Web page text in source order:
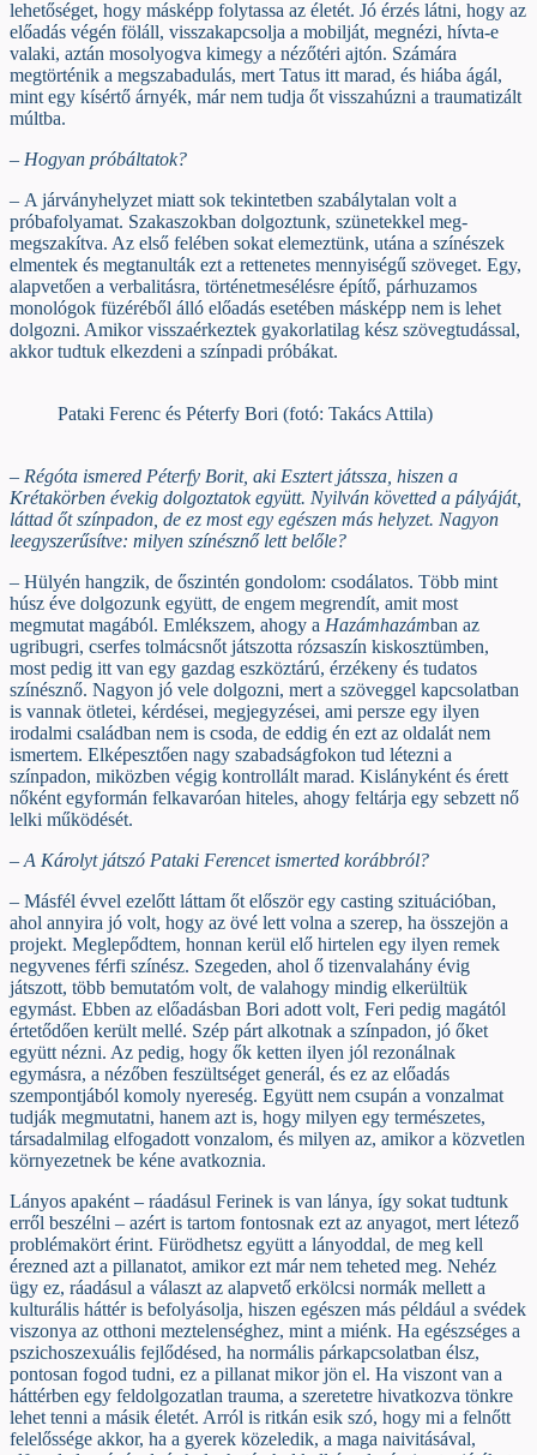
lehetőséget, hogy másképp folytassa az életét. Jó érzés látni, hogy az
előadás végén föláll, visszakapcsolja a mobilját, megnézi, hívta-e
valaki, aztán mosolyogva kimegy a nézőtéri ajtón. Számára
megtörténik a megszabadulás, mert Tatus itt marad, és hiába ágál,
mint egy kísértő árnyék, már nem tudja őt visszahúzni a traumatizált
múltba.
– Hogyan próbáltatok?
– A járványhelyzet miatt sok tekintetben szabálytalan volt a
próbafolyamat. Szakaszokban dolgoztunk, szünetekkel meg-
megszakítva. Az első felében sokat elemeztünk, utána a színészek
elmentek és megtanulták ezt a rettenetes mennyiségű szöveget. Egy,
alapvetően a verbalitásra, történetmesélésre építő, párhuzamos
monológok füzéréből álló előadás esetében másképp nem is lehet
dolgozni. Amikor visszaérkeztek gyakorlatilag kész szövegtudással,
akkor tudtuk elkezdeni a színpadi próbákat.
Pataki Ferenc és Péterfy Bori (fotó: Takács Attila)
– Régóta ismered Péterfy Borit, aki Esztert játssza, hiszen a
Krétakörben évekig dolgoztatok együtt. Nyilván követted a pályáját,
láttad őt színpadon, de ez most egy egészen más helyzet. Nagyon
leegyszerűsítve: milyen színésznő lett belőle?
– Hülyén hangzik, de őszintén gondolom: csodálatos. Több mint
húsz éve dolgozunk együtt, de engem megrendít, amit most
megmutat magából. Emlékszem, ahogy a Hazámhazámban az
ugribugri, cserfes tolmácsnőt játszotta rózsaszín kiskosztümben,
most pedig itt van egy gazdag eszköztárú, érzékeny és tudatos
színésznő. Nagyon jó vele dolgozni, mert a szöveggel kapcsolatban
is vannak ötletei, kérdései, megjegyzései, ami persze egy ilyen
irodalmi családban nem is csoda, de eddig én ezt az oldalát nem
ismertem. Elképesztően nagy szabadságfokon tud létezni a
színpadon, miközben végig kontrollált marad. Kislányként és érett
nőként egyformán felkavaróan hiteles, ahogy feltárja egy sebzett nő
lelki működését.
– A Károlyt játszó Pataki Ferencet ismerted korábbról?
– Másfél évvel ezelőtt láttam őt először egy casting szituációban,
ahol annyira jó volt, hogy az övé lett volna a szerep, ha összejön a
projekt. Meglepődtem, honnan kerül elő hirtelen egy ilyen remek
negyvenes férfi színész. Szegeden, ahol ő tizenvalahány évig
játszott, több bemutatóm volt, de valahogy mindig elkerültük
egymást. Ebben az előadásban Bori adott volt, Feri pedig magától
értetődően került mellé. Szép párt alkotnak a színpadon, jó őket
együtt nézni. Az pedig, hogy ők ketten ilyen jól rezonálnak
egymásra, a nézőben feszültséget generál, és ez az előadás
szempontjából komoly nyereség. Együtt nem csupán a vonzalmat
tudják megmutatni, hanem azt is, hogy milyen egy természetes,
társadalmilag elfogadott vonzalom, és milyen az, amikor a közvetlen
környezetnek be kéne avatkoznia.
Lányos apaként – ráadásul Ferinek is van lánya, így sokat tudtunk
erről beszélni – azért is tartom fontosnak ezt az anyagot, mert létező
problémakört érint. Fürödhetsz együtt a lányoddal, de meg kell
érezned azt a pillanatot, amikor ezt már nem teheted meg. Nehéz
ügy ez, ráadásul a választ az alapvető erkölcsi normák mellett a
kulturális háttér is befolyásolja, hiszen egészen más például a svédek
viszonya az otthoni meztelenséghez, mint a miénk. Ha egészséges a
pszichoszexuális fejlődésed, ha normális párkapcsolatban élsz,
pontosan fogod tudni, ez a pillanat mikor jön el. Ha viszont van a
háttérben egy feldolgozatlan trauma, a szeretetre hivatkozva tönkre
lehet tenni a másik életét. Arról is ritkán esik szó, hogy mi a felnőtt
felelőssége akkor, ha a gyerek közeledik, a maga naivitásával,